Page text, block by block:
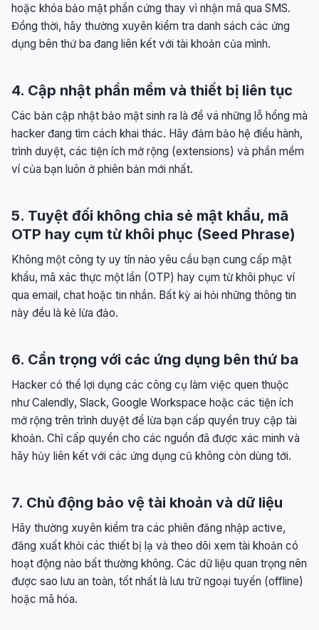
hoặc khóa bảo mật phần cứng thay vì nhận mã qua SMS.
Đồng thời, hãy thường xuyên kiểm tra danh sách các ứng
dụng bên thứ ba đang liên kết với tài khoản của mình.
4. Cập nhật phần mềm và thiết bị liên tục
Các bản cập nhật bảo mật sinh ra là để vá những lỗ hổng mà
hacker đang tìm cách khai thác. Hãy đảm bảo hệ điều hành,
trình duyệt, các tiện ích mở rộng (extensions) và phần mềm
ví của bạn luôn ở phiên bản mới nhất.
5. Tuyệt đối không chia sẻ mật khẩu, mã
OTP hay cụm từ khôi phục (Seed Phrase)
Không một công ty uy tín nào yêu cầu bạn cung cấp mật
khẩu, mã xác thực một lần (OTP) hay cụm từ khôi phục ví
qua email, chat hoặc tin nhắn. Bất kỳ ai hỏi những thông tin
này đều là kẻ lừa đảo.
6. Cẩn trọng với các ứng dụng bên thứ ba
Hacker có thể lợi dụng các công cụ làm việc quen thuộc
như Calendly, Slack, Google Workspace hoặc các tiện ích
mở rộng trên trình duyệt để lừa bạn cấp quyền truy cập tài
khoản. Chỉ cấp quyền cho các nguồn đã được xác minh và
hãy hủy liên kết với các ứng dụng cũ không còn dùng tới.
7. Chủ động bảo vệ tài khoản và dữ liệu
Hãy thường xuyên kiểm tra các phiên đăng nhập active,
đăng xuất khỏi các thiết bị lạ và theo dõi xem tài khoản có
hoạt động nào bất thường không. Các dữ liệu quan trọng nên
được sao lưu an toàn, tốt nhất là lưu trữ ngoại tuyến (offline)
hoặc mã hóa.